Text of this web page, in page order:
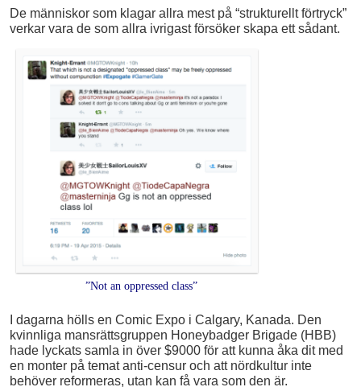
De människor som klagar allra mest på “strukturellt förtryck”
verkar vara de som allra ivrigast försöker skapa ett sådant.
”Not an oppressed class”
I dagarna hölls en Comic Expo i Calgary, Kanada. Den
kvinnliga mansrättsgruppen Honeybadger Brigade (HBB)
hade lyckats samla in över $9000 för att kunna åka dit med
en monter på temat anti-censur och att nördkultur inte
behöver reformeras, utan kan få vara som den är.